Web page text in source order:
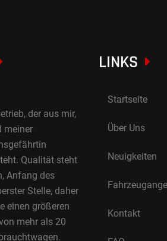
der aus mir,
meiner
Qualität steht
Anfang des
Stelle, daher
einen größeren
mehr als 20
LINKS
Startseite
Über Uns
Neuigkeiten
Kontakt